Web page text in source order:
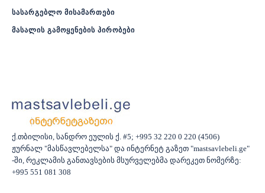
სასარგებლო მისამართები
მასალის გამოყენების პირობები
ქ.თბილისი, სანდრო ეულის ქ. #5; +995 32 220 0 220 (4506)
ჟურნალ "მასწავლებელსა" და ინტერნეტ გაზეთ "mastsavlebeli.ge"
-ში, რეკლამის განთავსების მსურველებმა დარეკეთ ნომერზე:
+995 551 081 308